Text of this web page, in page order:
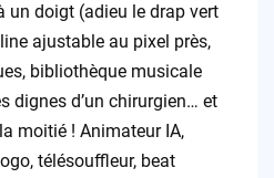
un doigt (adieu le drap vert
ajustable au pixel près,
bibliothèque musicale
dignes d’un chirurgien… et
moitié ! Animateur IA,
télésouffleur, beat